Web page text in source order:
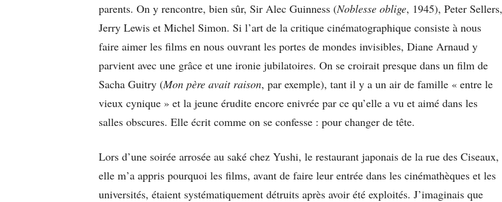
parents. On y rencontre, bien sûr, Sir Alec Guinness (Noblesse oblige, 1945), Peter Sellers,
Jerry Lewis et Michel Simon. Si l’art de la critique cinématographique consiste à nous
faire aimer les films en nous ouvrant les portes de mondes invisibles, Diane Arnaud y
parvient avec une grâce et une ironie jubilatoires. On se croirait presque dans un film de
Sacha Guitry (Mon père avait raison, par exemple), tant il y a un air de famille « entre le
vieux cynique » et la jeune érudite encore enivrée par ce qu’elle a vu et aimé dans les
salles obscures. Elle écrit comme on se confesse : pour changer de tête.
Lors d’une soirée arrosée au saké chez Yushi, le restaurant japonais de la rue des Ciseaux,
elle m’a appris pourquoi les films, avant de faire leur entrée dans les cinémathèques et les
universités, étaient systématiquement détruits après avoir été exploités. J’imaginais que